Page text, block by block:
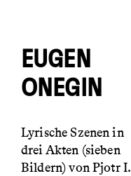
EUGEN
ONEGIN
Lyrische Szenen in
drei Akten (sieben
Bildern) von Pjotr I.